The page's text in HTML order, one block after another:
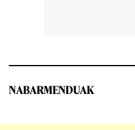
NABARMENDUAK